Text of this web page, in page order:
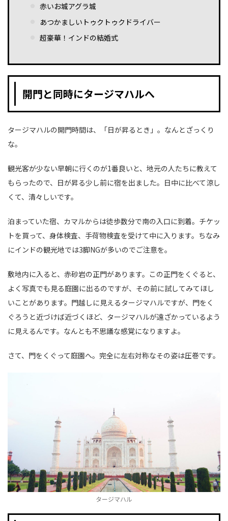
赤いお城アグラ城
あつかましいトゥクトゥクドライバー
超豪華！インドの結婚式
開門と同時にタージマハルへ
タージマハルの開門時間は、「日が昇るとき」。なんとざっくり
な。
観光客が少ない早朝に行くのが1番良いと、地元の人たちに教えて
もらったので、日が昇る少し前に宿を出ました。日中に比べて涼し
くて、清々しいです。
泊まっていた宿、カマルからは徒歩数分で南の入口に到着。チケッ
トを買って、身体検査、手荷物検査を受けて中に入ります。ちなみ
にインドの観光地では3脚NGが多いのでご注意を。
敷地内に入ると、赤砂岩の正門があります。この正門をくぐると、
よく写真でも見る庭園に出るのですが、その前に試してみてほし
いことがあります。門越しに見えるタージマハルですが、門をく
ぐろうと近づけば近づくほど、タージマハルが遠ざかっているよう
に見えるんです。なんとも不思議な感覚になりますよ。
さて、門をくぐって庭園へ。完全に左右対称なその姿は圧巻です。
タージマハル